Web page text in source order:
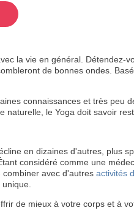
RECEVEZ
BONS
la vie en général. Détendez-
de bonnes ondes.
connaissances et très peu
le Yoga doit savoir
en dizaines d'autres, plus
considéré comme une
avec d'autres activités
de mieux à votre corps et à